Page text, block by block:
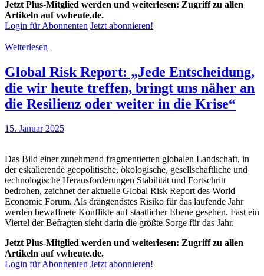
Jetzt Plus-Mitglied werden und weiterlesen: Zugriff zu allen
Artikeln auf vwheute.de.
Login für Abonnenten Jetzt abonnieren!
Weiterlesen
Global Risk Report: „Jede Entscheidung,
die wir heute treffen, bringt uns näher an
die Resilienz oder weiter in die Krise“
15. Januar 2025
Das Bild einer zunehmend fragmentierten globalen Landschaft, in
der eskalierende geopolitische, ökologische, gesellschaftliche und
technologische Herausforderungen Stabilität und Fortschritt
bedrohen, zeichnet der aktuelle Global Risk Report des World
Economic Forum. Als drängendstes Risiko für das laufende Jahr
werden bewaffnete Konflikte auf staatlicher Ebene gesehen. Fast ein
Viertel der Befragten sieht darin die größte Sorge für das Jahr.
Jetzt Plus-Mitglied werden und weiterlesen: Zugriff zu allen
Artikeln auf vwheute.de.
Login für Abonnenten Jetzt abonnieren!